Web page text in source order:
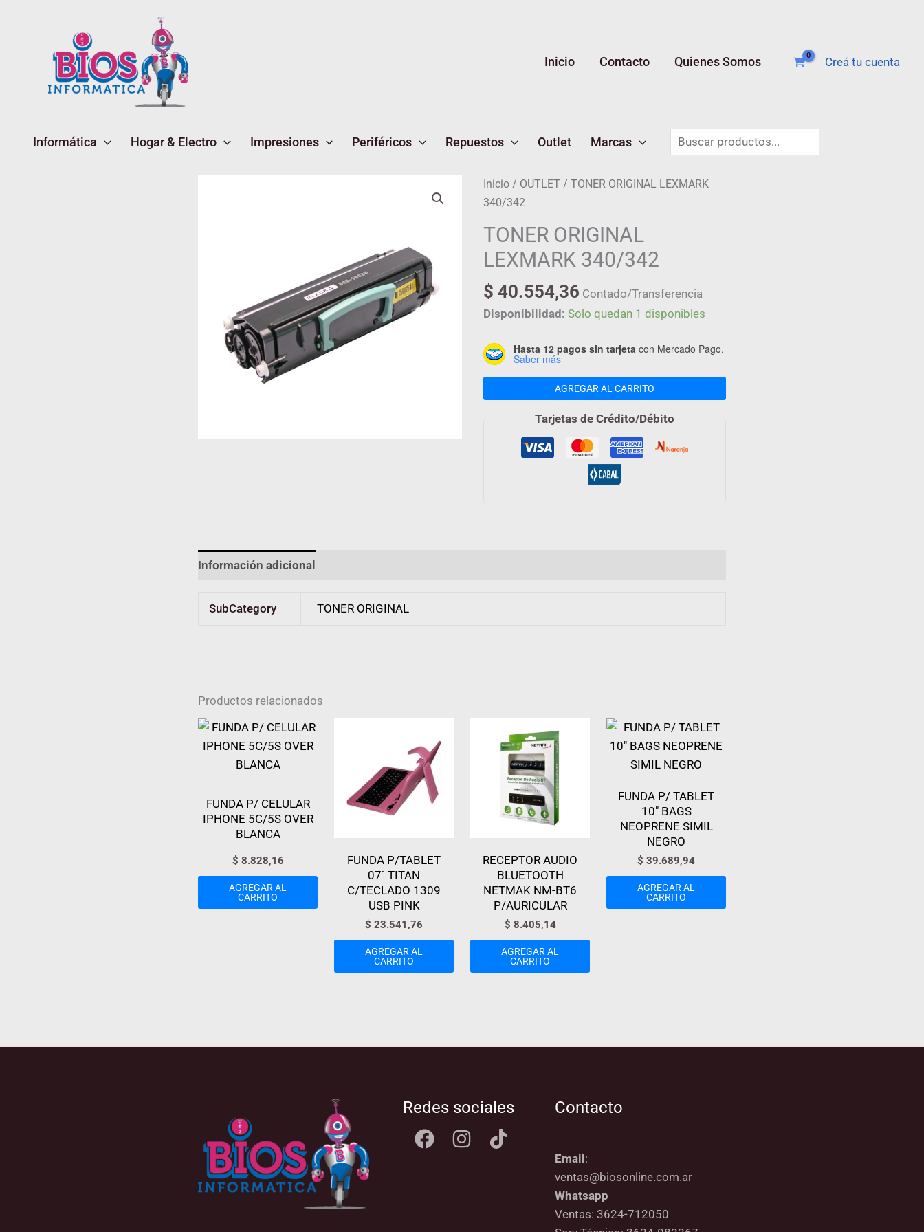
Inicio Contacto Quienes Somos Creá tu cuenta
Informática Hogar & Electro Impresiones Periféricos Repuestos Outlet Marcas
Buscar
Inicio/ OUTLET / TONER ORIGINAL LEXMARK
340/342
TONER ORIGINAL
LEXMARK 340/342
$ 40.554,36 Contado/Transferencia
Disponibilidad: Solo quedan 1 disponibles
Hasta 12 pagos sin tarjetacon Mercado Pago.
Saber más
TONER
ORIGINAL
340/342
cantidad
AGREGAR AL CARRITO
Tarjetas de Crédito/Débito
Información adicional
SubCategory TONER ORIGINAL
Productos relacionados
FUNDA P/ CELULAR
IPHONE 5C/5S OVER
BLANCA
$ 8.828,16
AGREGAR AL
CARRITO
FUNDA P/TABLET
07` TITAN
C/TECLADO 1309
USB PINK
$ 23.541,76
AGREGAR AL
CARRITO
RECEPTOR AUDIO
BLUETOOTH
NETMAK NM-BT6
P/AURICULAR
$ 8.405,14
AGREGAR AL
CARRITO
FUNDA P/ TABLET
10″ BAGS
NEOPRENE SIMIL
NEGRO
$ 39.689,94
AGREGAR AL
CARRITO
Redes sociales Contacto
Email :
ventas@biosonline.com.ar
Whatsapp
Ventas: 3624-712050